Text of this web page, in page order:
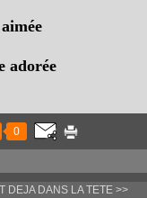
adorée
0
DEJA DANS LA TETE >>